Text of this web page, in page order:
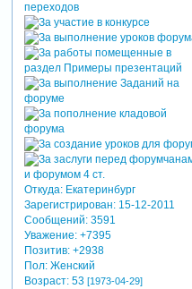
Откуда:Екатеринбург
Зарегистрирован: 15-12-2011
Сообщений:3591
Уважение: +7395
Позитив: +2938
Пол:Женский
Возраст:53 [1973-04-29]